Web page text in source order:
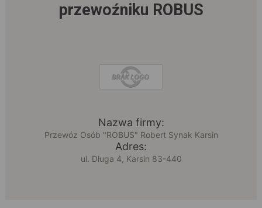
przewoźniku ROBUS
Nazwa firmy:
Przewóz Osób "ROBUS" Robert Synak Karsin
Adres:
ul. Długa 4, Karsin 83-440